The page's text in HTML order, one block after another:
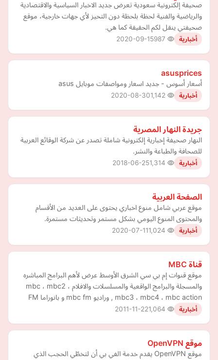
صحيفة إلكترونية سعودية تعرض جديد الاخبار السياسية والاقتصادية
والرياضية والفنية لحظة بلحظة دون التحيز لأي جهات خارجية، موقع
صحيفتي ينقل لكم الحقيقة كما هي.
أخبارية 2020-09-15
asusprices
أسعار أسوس - جديد اسعار ومواصفات موبايل asus
أخبارية 2020-08-30
جريدة النهار المصرية
النهار صحيفة إخبارية إلكترونية شاملة تصدر عن شركة الوقائع العربية
للصحافة والطباعة والنشر.
أخبارية 2018-06-25
الصفحة العربية
موقع عربي شامل منوع اخباري يحتوى على العديد من الأقسام
والمحتوى المنوع اليومي بشكل مستمر وتحديثات مستمرة.
أخبارية 2020-07-11
قناة MBC
موقع قنوات إم بي سي الشرق الأوسط عرض لأهم البرامج المباشره
والمسجلة والبرامج الواقعية والمسلسلات والافلام mbc ، mbc2 ،
mbc3 ، mbc4 ، mbc action , وراديو mbc fm و بانوراما FM
أخبارية 2011-11-22
موقع OpenVPN
موقع OpenVPN يقدم خدمة الفي بي أن لتخطّي الحجب الذي